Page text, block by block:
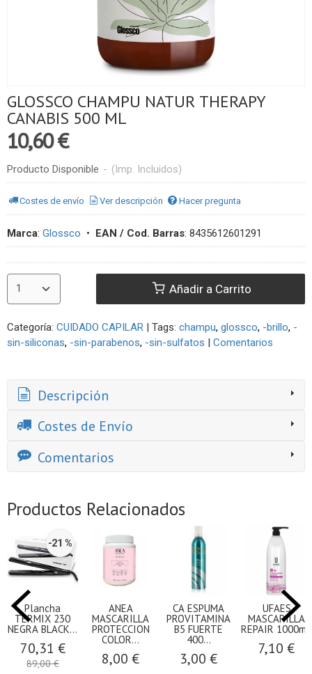
GLOSSCO CHAMPU NATUR THERAPY
CANABIS 500 ML
10,60 €
Producto Disponible - (Imp. Incluidos)
Costes de envío Ver descripción Hacer pregunta
Marca: Glossco • EAN / Cod. Barras: 8435612601291
Añadir a Carrito
Categoría: CUIDADO CAPILAR | Tags: champu glossco -brillo -
sin-siliconas -sin-parabenos -sin-sulfatos | Comentarios
Descripción
Costes de Envío
Comentarios
Productos Relacionados
-21 %
Plancha
TERMIX 230
NEGRA BLACK...
70,31 €
89,00 €
ANEA
MASCARILLA
PROTECCION
COLOR...
8,00 €
CA ESPUMA
PROVITAMINA
B5 FUERTE
400...
3,00 €
UFAES
MASCARILLA
REPAIR 1000ml.
7,10 €